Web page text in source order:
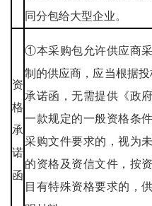
同分包给大型企业。
资
格
承
诺
函
①本采购包允许供应商
制的供应商，应当根据
承诺函，无需提供《政
一款规定的一般资格条
采购文件要求的，视为
的资格及资信文件，按
目有特殊资格要求的，